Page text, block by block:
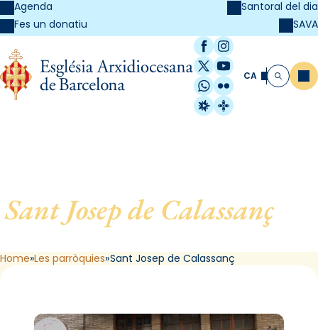
Agenda
Fes un donatiu
Santoral del dia
SAVA
Facebook
Instagram
X / Twitter
YouTube
WhatsApp
Flickr
Radio Estel
Catalunya
CA Cerca
Sant Josep de Calassanç, de
Barcelona
Home Les parròquies Sant Josep de Calassanç